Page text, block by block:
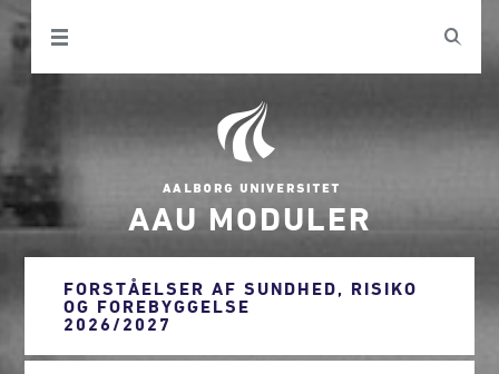
AAU MODULER
FORSTÅELSER AF SUNDHED, RISIKO
OG FOREBYGGELSE
2026/2027